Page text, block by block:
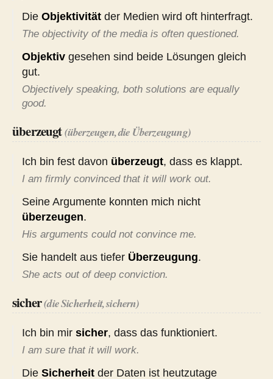
Die Objektivität der Medien wird oft hinterfragt.
The objectivity of the media is often questioned.
Objektiv gesehen sind beide Lösungen gleich
gut.
Objectively speaking, both solutions are equally
good.
überzeugt(überzeugen, die Überzeugung)
Ich bin fest davon überzeugt, dass es klappt.
I am firmly convinced that it will work out.
Seine Argumente konnten mich nicht
überzeugen.
His arguments could not convince me.
Sie handelt aus tiefer Überzeugung.
She acts out of deep conviction.
sicher(die Sicherheit, sichern)
Ich bin mir sicher, dass das funktioniert.
I am sure that it will work.
Die Sicherheit der Daten ist heutzutage